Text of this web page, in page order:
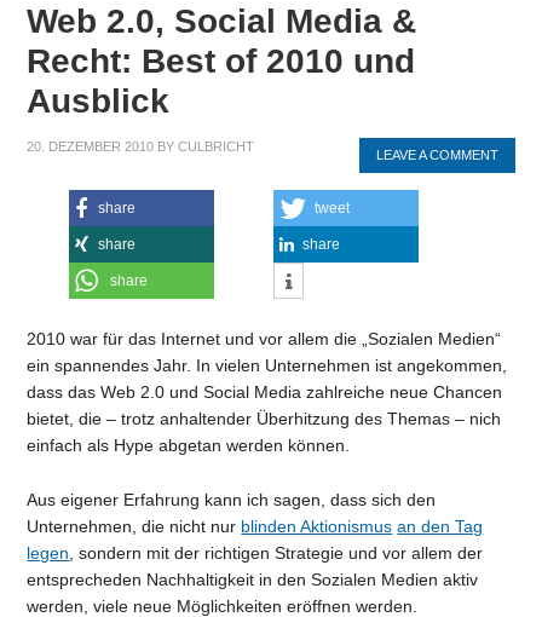
Web 2.0, Social Media &
Recht: Best of 2010 und
Ausblick
20. DEZEMBER 2010 BYCULBRICHT
LEAVE A COMMENT
share tweet
share share
share
2010 war für das Internet und vor allem die „Sozialen Medien“
ein spannendes Jahr. In vielen Unternehmen ist angekommen,
dass das Web 2.0 und Social Media zahlreiche neue Chancen
bietet, die – trotz anhaltender Überhitzung des Themas – nich
einfach als Hype abgetan werden können.
Aus eigener Erfahrung kann ich sagen, dass sich den
Unternehmen, die nicht nur blinden Aktionismus an den Tag
legen , sondern mit der richtigen Strategie und vor allem der
entsprecheden Nachhaltigkeit in den Sozialen Medien aktiv
werden, viele neue Möglichkeiten eröffnen werden.